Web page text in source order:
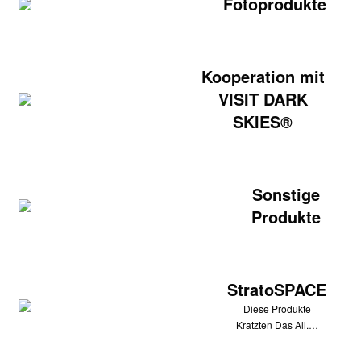
Kooperation mit
VISIT DARK
SKIES®
Sonstige
Produkte
StratoSPACE
Diese Produkte
Kratzten Das All.…